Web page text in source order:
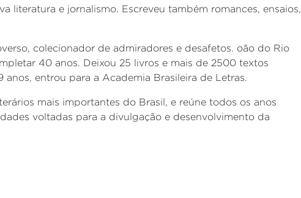
literatura e jornalismo. Escreveu também romances, ensaios,
colecionador de admiradores e desafetos. oão do Rio
40 anos. Deixou 25 livros e mais de 2500 textos
anos, entrou para a Academia Brasileira de Letras.
mais importantes do Brasil, e reúne todos os anos
voltadas para a divulgação e desenvolvimento da